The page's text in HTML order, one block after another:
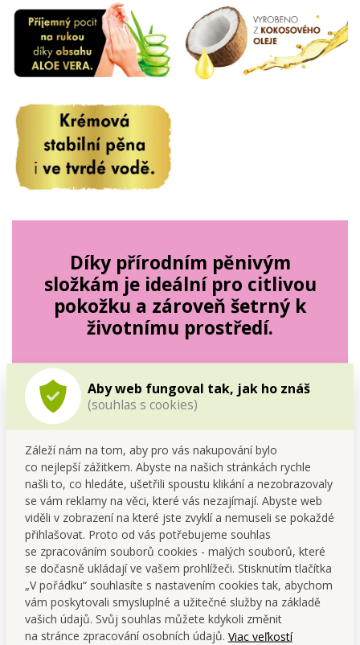
Aby web fungoval tak, jak ho znáš
(souhlas s cookies)
Záleží nám na tom, aby pro vás nakupování bylo
co nejlepší zážitkem. Abyste na našich stránkách rychle
našli to, co hledáte, ušetřili spoustu klikání a nezobrazovaly
se vám reklamy na věci, které vás nezajímají. Abyste web
viděli v zobrazení na které jste zvyklí a nemuseli se pokaždé
přihlašovat. Proto od vás potřebujeme souhlas
se zpracováním souborů cookies - malých souborů, které
se dočasně ukládají ve vašem prohlížeči. Stisknutím tlačítka
„V pořádku“ souhlasíte s nastavením cookies tak, abychom
vám poskytovali smysluplné a užitečné služby na základě
vašich údajů. Svůj souhlas můžete kdykoli změnit
na stránce zpracování osobních údajů. Viac veľkostí
Díky přírodním pěnivým
složkám je ideální pro citlivou
pokožku a zároveň šetrný k
životnímu prostředí.